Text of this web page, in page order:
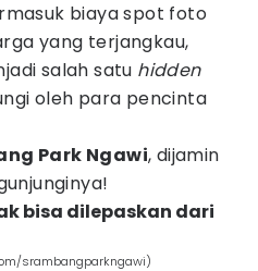
biaya spot foto
yang terjangkau,
salah satu hidden
oleh para pencinta
Park Ngawi, dijamin
bisa dilepaskan dari
srambangparkngawi)